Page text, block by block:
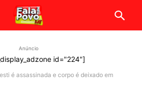
Anúncio
id="224"]
é assassinada e corpo é deixado em